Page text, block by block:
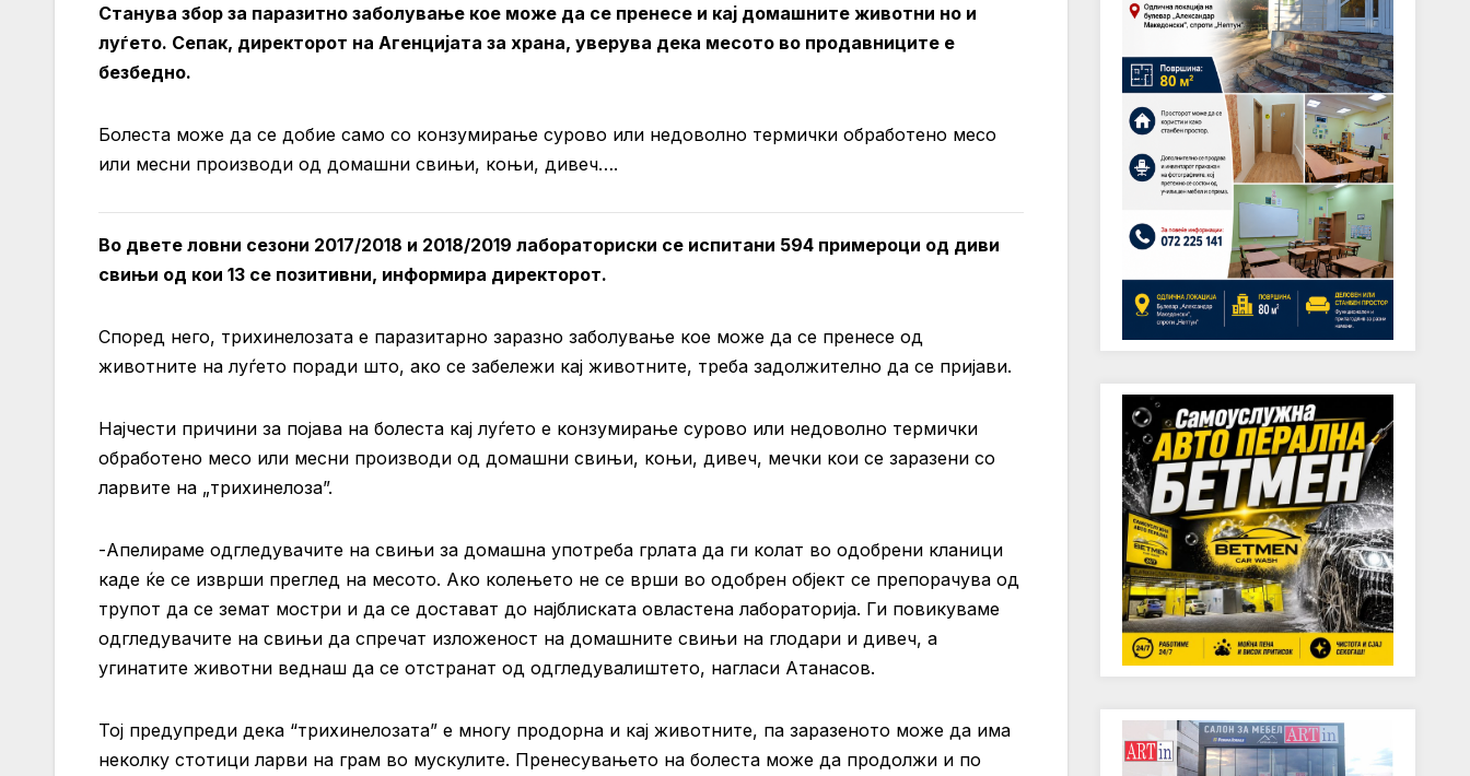
Станува збор за паразитно заболување кое може да се пренесе и кај домашните животни но и
луѓето. Сепак, директорот на Агенцијата за храна, уверува дека месото во продавниците е
безбедно.
Болеста може да се добие само со конзумирање сурово или недоволно термички обработено месо
или месни производи од домашни свињи, коњи, дивеч….
Во двете ловни сезони 2017/2018 и 2018/2019 лабораториски се испитани 594 примероци од диви
свињи од кои 13 се позитивни, информира директорот.
Според него, трихинелозата е паразитарно заразно заболување кое може да се пренесе од
животните на луѓето поради што, ако се забележи кај животните, треба задолжително да се пријави.
Најчести причини за појава на болеста кај луѓето е конзумирање сурово или недоволно термички
обработено месо или месни производи од домашни свињи, коњи, дивеч, мечки кои се заразени со
ларвите на „трихинелоза”.
-Апелираме одгледувачите на свињи за домашна употреба грлата да ги колат во одобрени кланици
каде ќе се изврши преглед на месото. Ако колењето не се врши во одобрен објект се препорачува од
трупот да се земат мостри и да се достават до најблиската овластена лабораторија. Ги повикуваме
одгледувачите на свињи да спречат изложеност на домашните свињи на глодари и дивеч, а
угинатите животни веднаш да се отстранат од одгледувалиштето, нагласи Атанасов.
Тој предупреди дека “трихинелозата” е многу продорна и кај животните, па заразеното може да има
неколку стотици ларви на грам во мускулите. Пренесувањето на болеста може да продолжи и по